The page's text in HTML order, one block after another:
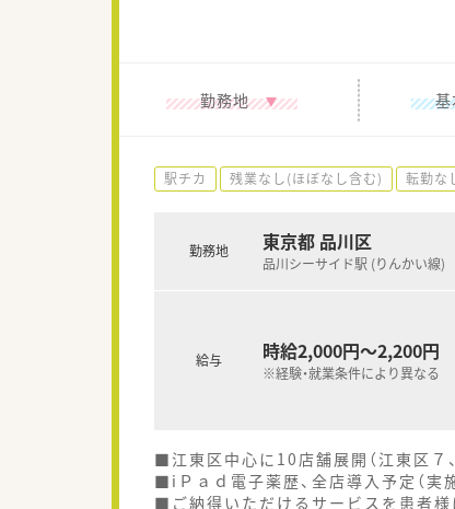
勤務地 基
駅チカ 残業なし(ほぼなし含む) 転勤な
勤務地 東京都 品川区
品川シーサイド駅 (りんかい線)
給与 時給2,000円～2,200円
※経験・就業条件により異なる
■江東区中心に10店舗展開（江東区７
■iＰａｄ電子薬歴、全店導入予定（実
■ご納得いただけるサービスを患者様